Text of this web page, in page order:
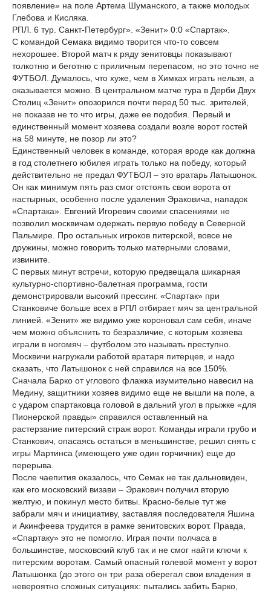
появление» на поле Артема Шуманского, а также молодых
Глебова и Кисляка.
РПЛ. 6 тур. Санкт-Петербург». «Зенит» 0:0 «Спартак».
С командой Семака видимо творится что-то совсем
нехорошее. Второй матч к ряду зенитовцы показывают
толкотню и беготню с приличным перепасом, но это точно не
ФУТБОЛ. Думалось, что хуже, чем в Химках играть нельзя, а
оказывается можно. В центральном матче тура в Дерби Двух
Столиц «Зенит» опозорился почти перед 50 тыс. зрителей,
не показав не то что игры, даже ее подобия. Первый и
единственный момент хозяева создали возле ворот гостей
на 58 минуте, не позор ли это?
Единственный человек в команде, которая вроде как должна
в год столетнего юбилея играть только на победу, который
действительно не предал ФУТБОЛ – это вратарь Латышонок.
Он как минимум пять раз смог отстоять свои ворота от
настырных, особенно после удаления Эраковича, нападок
«Спартака». Евгений Игоревич своими спасениями не
позволил москвичам одержать первую победу в Северной
Пальмире. Про остальных игроков питерской, вовсе не
дружины, можно говорить только матерными словами,
извините.
С первых минут встречи, которую предвещала шикарная
культурно-спортивно-балетная программа, гости
демонстрировали высокий прессинг. «Спартак» при
Станковиче больше всех в РПЛ отбирает мяч за центральной
линией. «Зенит» же видимо уже короновал сам себя, иначе
чем можно объяснить то безразличие, с которым хозяева
играли в ногомяч – футболом это называть преступно.
Москвичи нагружали работой вратаря питерцев, и надо
сказать, что Латышонок с ней справился на все 150%.
Сначала Барко от углового флажка изумительно навесил на
Медину, защитники хозяев видимо еще не вышли на поле, а
с ударом спартаковца головой в дальний угол в прыжке «для
Пионерской правды» справился оставленный на
растерзание питерский страж ворот. Команды играли грубо и
Станкович, опасаясь остаться в меньшинстве, решил снять с
игры Мартинса (имеющего уже один горчичник) еще до
перерыва.
После чаепития оказалось, что Семак не так дальновиден,
как его московский визави – Эракович получил вторую
желтую, и покинул место битвы. Красно-белые тут же
забрали мяч и инициативу, заставляя последователя Яшина
и Акинфеева трудится в рамке зенитовских ворот. Правда,
«Спартаку» это не помогло. Играя почти полчаса в
большинстве, московский клуб так и не смог найти ключи к
питерским воротам. Самый опасный голевой момент у ворот
Латышонка (до этого он три раза оберегал свои владения в
невероятно сложных ситуациях: пытались забить Барко,